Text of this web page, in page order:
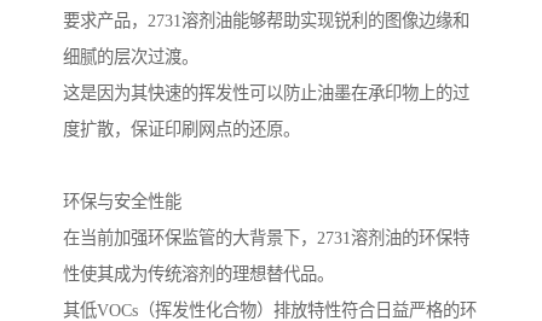
要求产品，2731溶剂油能够帮助实现锐利的图像边缘和
细腻的层次过渡。
这是因为其快速的挥发性可以防止油墨在承印物上的过
度扩散，保证印刷网点的还原。
环保与安全性能
在当前加强环保监管的大背景下，2731溶剂油的环保特
性使其成为传统溶剂的理想替代品。
其低VOCs（挥发性化合物）排放特性符合日益严格的环